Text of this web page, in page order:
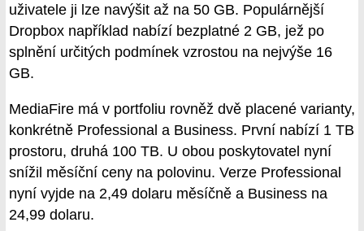
uživatele ji lze navýšit až na 50 GB. Populárnější
Dropbox například nabízí bezplatné 2 GB, jež po
splnění určitých podmínek vzrostou na nejvýše 16
GB.
MediaFire má v portfoliu rovněž dvě placené varianty,
konkrétně Professional a Business. První nabízí 1 TB
prostoru, druhá 100 TB. U obou poskytovatel nyní
snížil měsíční ceny na polovinu. Verze Professional
nyní vyjde na 2,49 dolaru měsíčně a Business na
24,99 dolaru.